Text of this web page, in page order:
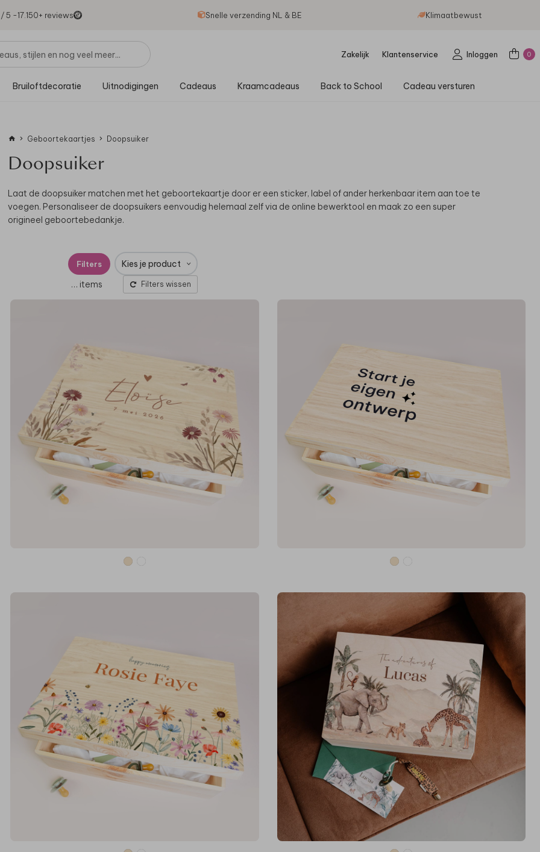
/ 5 -17.150+ reviews Snelle verzending NL & BE Klimaatbewust
Zakelijk Klantenservice Inloggen 0
Bruiloftdecoratie Uitnodigingen Cadeaus Kraamcadeaus Back to School Cadeau versturen
Geboortekaartjes Doopsuiker
Doopsuiker
Laat de doopsuiker matchen met het geboortekaartje door er een sticker, label of ander herkenbaar item aan toe te
voegen. Personaliseer de doopsuikers eenvoudig helemaal zelf via de online bewerktool en maak zo een super
origineel geboortebedankje.
Filters
Kies je product
… items Filters wissen